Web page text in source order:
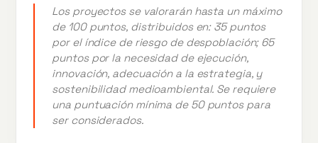
Los proyectos se valorarán hasta un máximo
de 100 puntos, distribuidos en: 35 puntos
por el índice de riesgo de despoblación; 65
puntos por la necesidad de ejecución,
innovación, adecuación a la estrategia, y
sostenibilidad medioambiental. Se requiere
una puntuación mínima de 50 puntos para
ser considerados.